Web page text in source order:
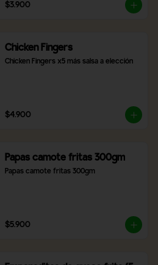
$3.900
Chicken Fingers
Chicken Fingers x5 más salsa a elección
$4.900
Papas camote fritas 300gm
Papas camote fritas 300gm
$5.900